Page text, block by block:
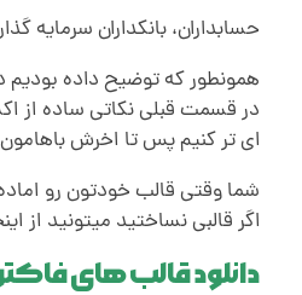
ک
س
ل
ب
حسابداران، بانکداران سرمایه
همونطور که توضیح داده
در قسمت قبلی نکاتی ساده از
ای تر کنیم پس تا اخرش
شما وقتی قالب خودتون رو
اگر قالبی نساختید میتونید از
دانلود قالب های